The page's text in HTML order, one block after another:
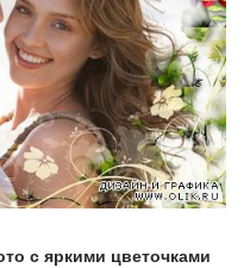
с яркими цветочками